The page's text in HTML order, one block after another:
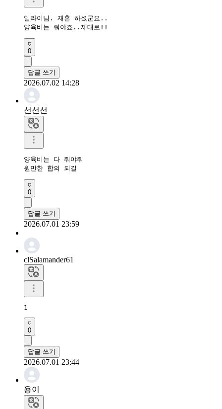
일라이님. 재혼 하셨군요..
양육비는 줘야죠..제대로!!
0
답글 쓰기
2026.07.02 14:28
선선선
양육비는 다 줘야줘
원만한 합의 되길
0
답글 쓰기
2026.07.01 23:59
clSalamander61
1
0
답글 쓰기
2026.07.01 23:44
용이